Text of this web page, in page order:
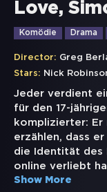
Love,
Komödie Drama
Director: Greg
Stars: Nick
Jeder verdient
für den 17-
komplizierter: Er
erzählen, dass
die Identität des
online verliebt
Show More